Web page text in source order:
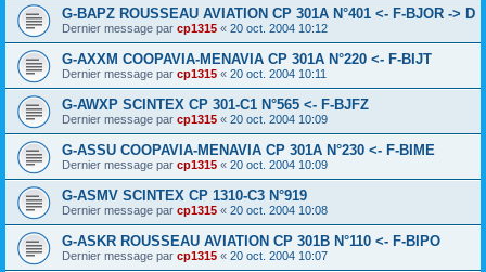
G-BAPZ ROUSSEAU AVIATION CP 301A N°401 <- F-BJOR -> D
Dernier message par cp1315 « 20 oct. 2004 10:12
G-AXXM COOPAVIA-MENAVIA CP 301A N°220 <- F-BIJT
Dernier message par cp1315 « 20 oct. 2004 10:11
G-AWXP SCINTEX CP 301-C1 N°565 <- F-BJFZ
Dernier message par cp1315 « 20 oct. 2004 10:09
G-ASSU COOPAVIA-MENAVIA CP 301A N°230 <- F-BIME
Dernier message par cp1315 « 20 oct. 2004 10:09
G-ASMV SCINTEX CP 1310-C3 N°919
Dernier message par cp1315 « 20 oct. 2004 10:08
G-ASKR ROUSSEAU AVIATION CP 301B N°110 <- F-BIPO
Dernier message par cp1315 « 20 oct. 2004 10:07